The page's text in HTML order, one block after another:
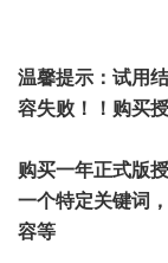
温馨提示：试用
容失败！！购买
购买一年正式版
一个特定关键词
容等